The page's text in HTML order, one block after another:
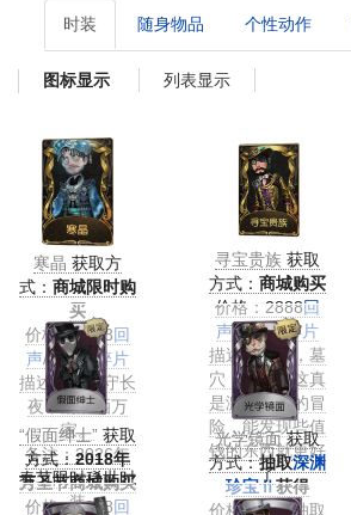
时装 随身物品 个性动作
图标显示 列表显示
寒晶 获取方
式： 商城限时购
买
价格：2888回
声/12888碎片
描述：寒灯守长
夜，清辉洒万
家。
备注：2026年
春节限时稀世时
装
寻宝贵族 获取
方式： 商城购买
价格：2888回
声/12888碎片
描述：沙漠，墓
穴，法老，这真
是激动人心的冒
险，能发现些值
钱的东西就更好
了
“假面绅士” 获取
方式：2018年
万圣节商城购买
价格：1388回
光学镜面获取
方式：抽取深渊
珍宝Ⅱ获得
价格：珍宝抽取